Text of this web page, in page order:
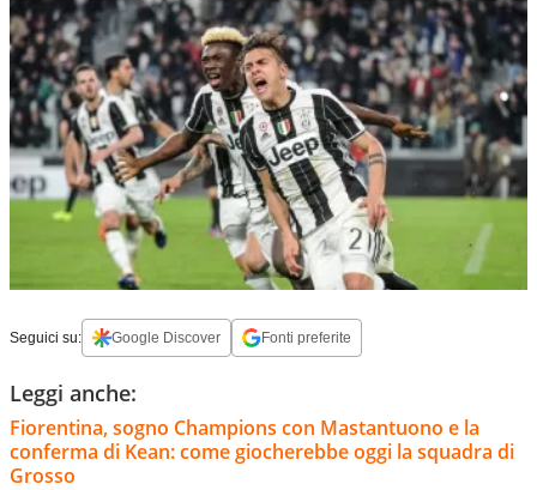
Seguici su: Google Discover Fonti preferite
Leggi anche:
Fiorentina, sogno Champions con Mastantuono e la
conferma di Kean: come giocherebbe oggi la squadra di
Grosso